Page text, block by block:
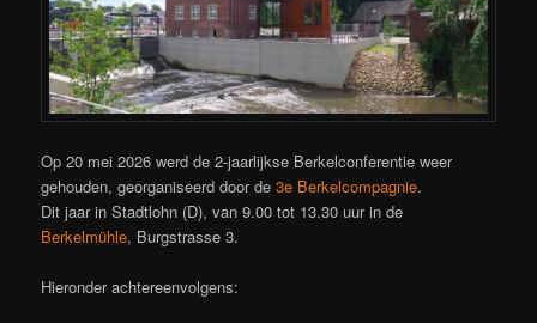
Op 20 mei 2026 werd de 2-jaarlijkse Berkelconferentie weer
gehouden, georganiseerd door de3e Berkelcompagnie.
Dit jaar in Stadtlohn (D), van 9.00 tot 13.30 uur in de
Berkelmühle, Burgstrasse 3.
Hieronder achtereenvolgens: